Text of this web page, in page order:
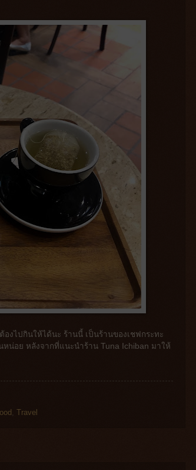
งไปกินให้ได้นะ ร้านนี้ เป็นร้านของเชฟกระทะ
หน่อย หลังจากที่แนะนำร้าน Tuna Ichiban มาให้
Travel